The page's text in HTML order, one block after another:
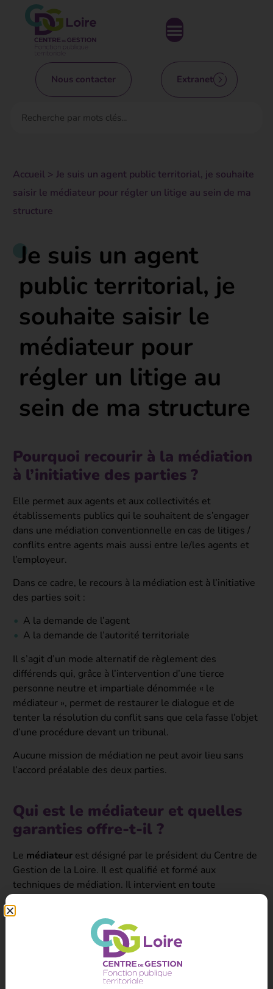
Nous contacter Extranet
Accueil > Je suis un agent public territorial, je souhaite
saisir le médiateur pour régler un litige au sein de ma
structure
Je suis un agent
public territorial, je
souhaite saisir le
médiateur pour
régler un litige au
sein de ma structure
Pourquoi recourir à la médiation
à l’initiative des parties ?
Elle permet aux agents et aux collectivités et
établissements publics qui le souhaitent de s’engager
dans une médiation conventionnelle en cas de litiges /
conflits entre agents mais aussi entre le/les agents et
l’employeur.
Dans ce cadre, le recours à la médiation est à l’initiative
des parties soit :
A la demande de l’agent
A la demande de l’autorité territoriale
Il s’agit d’un mode alternatif de règlement des
différends qui, grâce à l’intervention d’une tierce
personne neutre et impartiale dénommée « le
médiateur », permet de restaurer le dialogue et de
tenter la résolution du conflit sans que cela fasse l’objet
d’une procédure devant un tribunal.
Aucune mission de médiation ne peut avoir lieu sans
l’accord préalable des deux parties.
Qui est le médiateur et quelles
garanties offre-t-il ?
Le médiateur est désigné par le président du Centre de
Gestion de la Loire. Il est qualifié et formé aux
techniques de médiation. Il intervient en toute
professionnel.
indépendant vis-à-vis des influences extérieures,
il n’est ni juge, ni arbitre, il n’impose pas d’accord entre
les parties, mais les accompagne àrenouer le dialogue.
Le médiateur contribue à rétablir la